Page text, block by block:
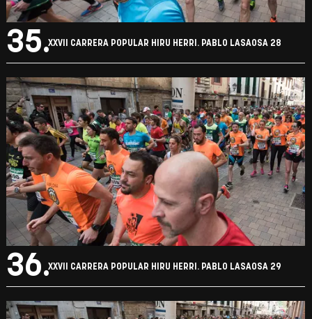
35.XXVII CARRERA POPULAR HIRU HERRI. PABLO LASAOSA 28
36.XXVII CARRERA POPULAR HIRU HERRI. PABLO LASAOSA 29